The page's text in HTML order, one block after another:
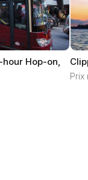
hour Hop-on,
Prix